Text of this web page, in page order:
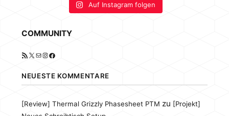
Auf Instagram folgen
COMMUNITY
RSS-Feed
X E-MailInstagram
Facebook
NEUESTE KOMMENTARE
[Review] Thermal Grizzly Phasesheet PTM zu [Projekt]